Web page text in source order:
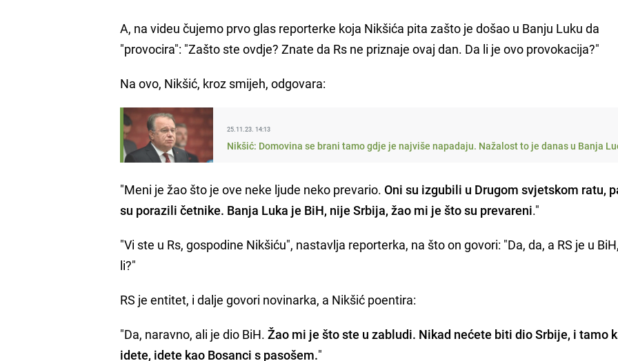
A, na videu čujemo prvo glas reporterke koja Nikšića pita zašto je došao u Banju Luku da
"provocira": "Zašto ste ovdje? Znate da Rs ne priznaje ovaj dan. Da li je ovo provokacija?"
Na ovo, Nikšić, kroz smijeh, odgovara:
25.11.23. 14:13
Nikšić: Domovina se brani tamo gdje je najviše napadaju. Nažalost to je danas u Banja
"Meni je žao što je ove neke ljude neko prevario.Oni su izgubili u Drugom svjetskom ratu,
su porazili četnike. Banja Luka je BiH, nije Srbija, žao mi je što su prevareni."
"Vi ste u Rs, gospodine Nikšiću", nastavlja reporterka, na što on govori: "Da, da, a RS je u
li?"
RS je entitet, i dalje govori novinarka, a Nikšić poentira:
"Da, naravno, ali je dio BiH.Žao mi je što ste u zabludi. Nikad nećete biti dio Srbije, i tamo
idete, idete kao Bosanci s pasošem."